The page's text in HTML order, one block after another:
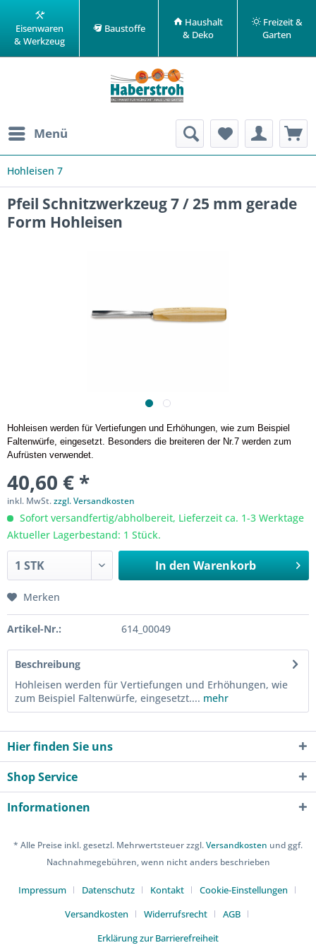
Eisenwaren
& Werkzeug
Baustoffe
Haushalt
& Deko
Freizeit &
Garten
Menü
Hohleisen 7
Pfeil Schnitzwerkzeug 7 / 25 mm gerade
Form Hohleisen
Hohleisen werden für Vertiefungen und Erhöhungen, wie zum Beispiel
Faltenwürfe, eingesetzt. Besonders die breiteren der Nr.7 werden zum
Aufrüsten verwendet.
40,60 € *
inkl. MwSt.zzgl. Versandkosten
Sofort versandfertig/abholbereit, Lieferzeit ca. 1-3 Werktage
Aktueller Lagerbestand: 1 Stück.
In den Warenkorb
Merken
Artikel-Nr.: 614_00049
Beschreibung
Hohleisen werden für Vertiefungen und Erhöhungen, wie
zum Beispiel Faltenwürfe, eingesetzt.... mehr
Hier finden Sie uns
Shop Service
Informationen
* Alle Preise inkl. gesetzl. Mehrwertsteuer zzgl.Versandkosten und ggf.
Nachnahmegebühren, wenn nicht anders beschrieben
Impressum Datenschutz Kontakt
Cookie-Einstellungen
Versandkosten
Widerrufsrecht
AGB
Erklärung zur Barrierefreiheit